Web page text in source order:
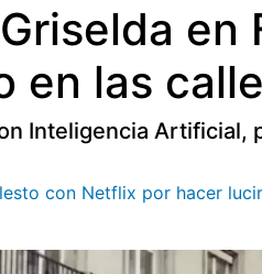
en
en las
Inteligencia Artificial,
con Netflix por hacer